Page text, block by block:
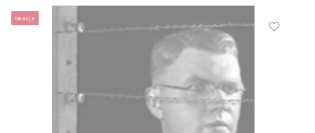
Okazja